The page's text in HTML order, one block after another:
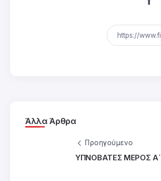
Άλλα Άρθρα
Προηγούμενο
ΥΠΝΟΒΑΤΕΣ ΜΕΡΟΣ Α΄